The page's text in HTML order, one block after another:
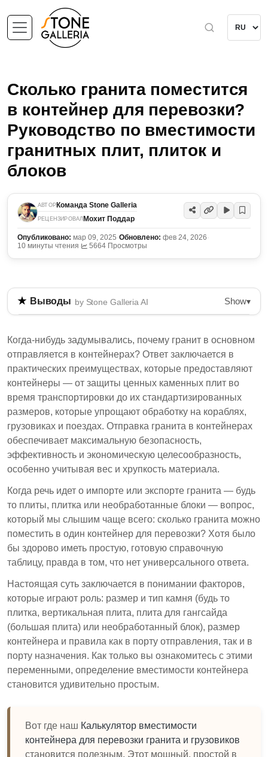
Сколько гранита поместится
в контейнер для перевозки?
Руководство по вместимости
гранитных плит, плиток и
блоков
АВТОР Команда Stone Galleria
РЕЦЕНЗИРОВАЛ Мохит Поддар
Опубликовано: мар 09, 2025·Обновлено: фев 24, 2026·
10 минуты чтения· 5664 Просмотры
Выводы by Stone Galleria AI Show▾
из-за их защитных функций и
стандартизированных размеров, которые
повышают безопасность и эффективность.
Вместимость контейнера для гранита зависит от
различных факторов, включая тип и размер
камня, размеры контейнера и местные нормы.
Инструменты, такие как калькулятор вместимости
контейнера для гранита и грузовика, могут помочь
определить, сколько гранита можно безопасно
транспортировать.
плиты и упрощают обработку при различных
способах транспортировки.
Вместимость контейнера зависит от типа
камня, размера и местных транспортных норм.
точно оценить вместимость отправки гранита.
Понимание логистики перевозки гранита имеет
решающее значение для эффективного и
соответствующего транспортирования.
Когда-нибудь задумывались, почему гранит в основном
отправляется в контейнерах? Ответ заключается в
практических преимуществах, которые предоставляют
контейнеры — от защиты ценных каменных плит во
время транспортировки до их стандартизированных
размеров, которые упрощают обработку на кораблях,
грузовиках и поездах. Отправка гранита в контейнерах
обеспечивает максимальную безопасность,
эффективность и экономическую целесообразность,
особенно учитывая вес и хрупкость материала.
Когда речь идет о импорте или экспорте гранита — будь
то плиты, плитка или необработанные блоки — вопрос,
который мы слышим чаще всего: сколько гранита можно
поместить в один контейнер для перевозки? Хотя было
бы здорово иметь простую, готовую справочную
таблицу, правда в том, что нет универсального ответа.
Настоящая суть заключается в понимании факторов,
которые играют роль: размер и тип камня (будь то
плитка, вертикальная плита, плита для гангсайда
(большая плита) или необработанный блок), размер
контейнера и правила как в порту отправления, так и в
порту назначения. Как только вы ознакомитесь с этими
переменными, определение вместимости контейнера
становится удивительно простым.
Вот где наш Калькулятор вместимости
контейнера для перевозки гранита и грузовиков
становится полезным. Этот мощный, простой в